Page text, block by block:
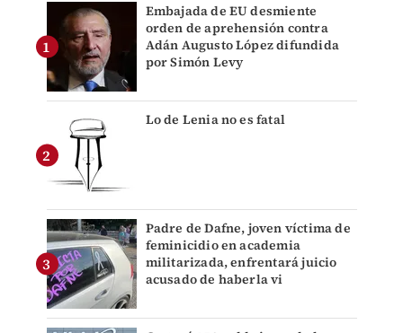
Embajada de EU desmiente
orden de aprehensión contra
Adán Augusto López difundida
por Simón Levy
Lo de Lenia no es fatal
Padre de Dafne, joven víctima de
feminicidio en academia
militarizada, enfrentará juicio
acusado de haberla vi